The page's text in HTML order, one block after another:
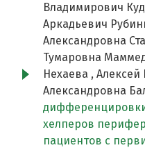
Владимирович
Аркадьевич
Александровна
Тумаровна
Нехаева ,
Александровна
хелперов
пациентов с